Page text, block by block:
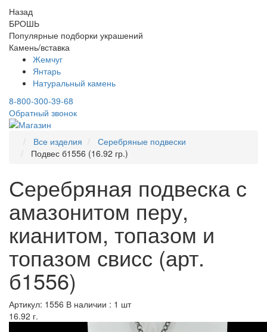
Назад
БРОШЬ
Популярные подборки украшений
Камень/вставка
Жемчуг
Янтарь
Натуральный камень
8-800-300-39-68
Обратный звонок
Все изделия
Серебряные подвески
Подвес б1556 (16.92 гр.)
Серебряная подвеска с
амазонитом перу,
кианитом, топазом и
топазом свисс (арт.
б1556)
Артикул: 1556 В наличии : 1 шт
16.92 г.